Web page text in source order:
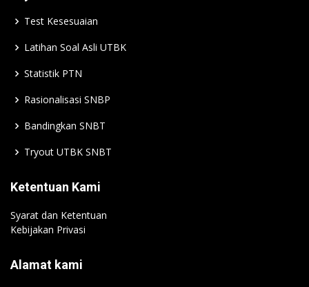
Test Kesesuaian
Latihan Soal Asli UTBK
Statistik PTN
Rasionalisasi SNBP
Bandingkan SNBT
Tryout UTBK SNBT
Ketentuan Kami
Syarat dan Ketentuan
Kebijakan Privasi
Alamat kami